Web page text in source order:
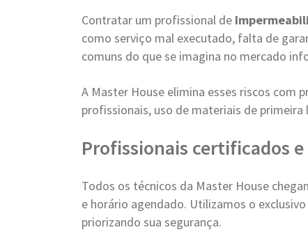
Contratar um profissional de
como serviço mal executado, falta de
comuns do que se imagina no mercado
A Master House elimina esses riscos com
profissionais, uso de materiais de
Profissionais certificados
Todos os técnicos da Master House
e horário agendado. Utilizamos o
priorizando sua segurança.